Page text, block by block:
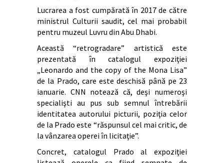
Lucrarea a fost cumpărată în 2017 de către
ministrul Culturii saudit, cel mai probabil
pentru muzeul Luvru din Abu Dhabi.
Această “retrogradare” artistică este
prezentată în catalogul expoziţiei
„Leonardo and the copy of the Mona Lisa”
de la Prado, care este deschisă până pe 23
ianuarie. CNN notează că, deşi numeroşi
specialişti au pus sub semnul întrebării
identitatea autorului picturii, poziţia celor
de la Prado este “răspunsul cel mai critic, de
la vânzarea operei în licitaţie”.
Concret, catalogul Prado al expoziţiei